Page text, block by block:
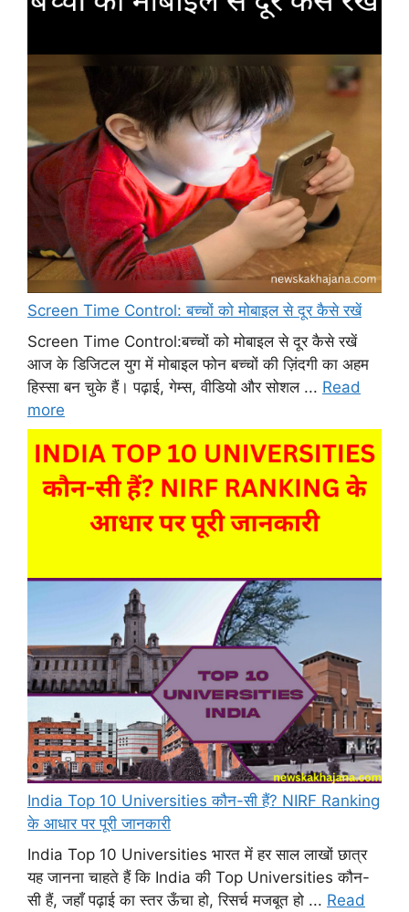
Screen Time Control: बच्चों को मोबाइल से दूर कैसे रखें
Screen Time Control:बच्चों को मोबाइल से दूर कैसे रखें
आज के डिजिटल युग में मोबाइल फोन बच्चों की ज़िंदगी का अहम
हिस्सा बन चुके हैं। पढ़ाई, गेम्स, वीडियो और सोशल ... Read
more
India Top 10 Universities कौन-सी हैं? NIRF Ranking
के आधार पर पूरी जानकारी
India Top 10 Universities भारत में हर साल लाखों छात्र
यह जानना चाहते हैं कि India की Top Universities कौन-
सी हैं, जहाँ पढ़ाई का स्तर ऊँचा हो, रिसर्च मजबूत हो ... Read